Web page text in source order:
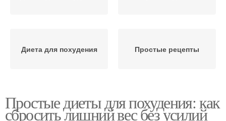
Диета для похудения Простые рецепты
Простые диеты для похудения: как
сбросить лишний вес без усилий